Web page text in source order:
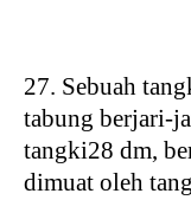
27. Sebuah
tabung berjari-
tangki28 dm,
dimuat oleh